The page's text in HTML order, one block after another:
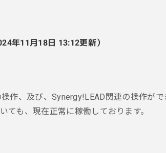
年11月18日 13:12更新）
、及び、Synergy!LEAD関連の操作が
も、現在正常に稼働しております。